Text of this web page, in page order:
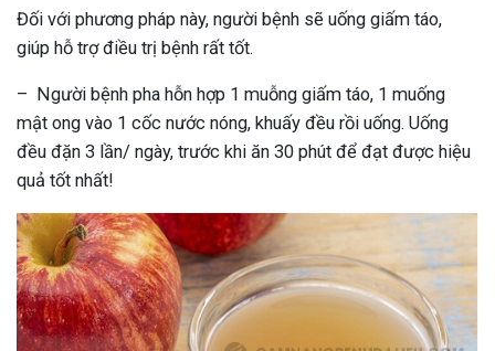
Đối với phương pháp này, người bệnh sẽ uống giấm táo,
giúp hỗ trợ điều trị bệnh rất tốt.
– Người bệnh pha hỗn hợp 1 muỗng giấm táo, 1 muống
mật ong vào 1 cốc nước nóng, khuấy đều rồi uống. Uống
đều đặn 3 lần/ ngày, trước khi ăn 30 phút để đạt được hiệu
quả tốt nhất!